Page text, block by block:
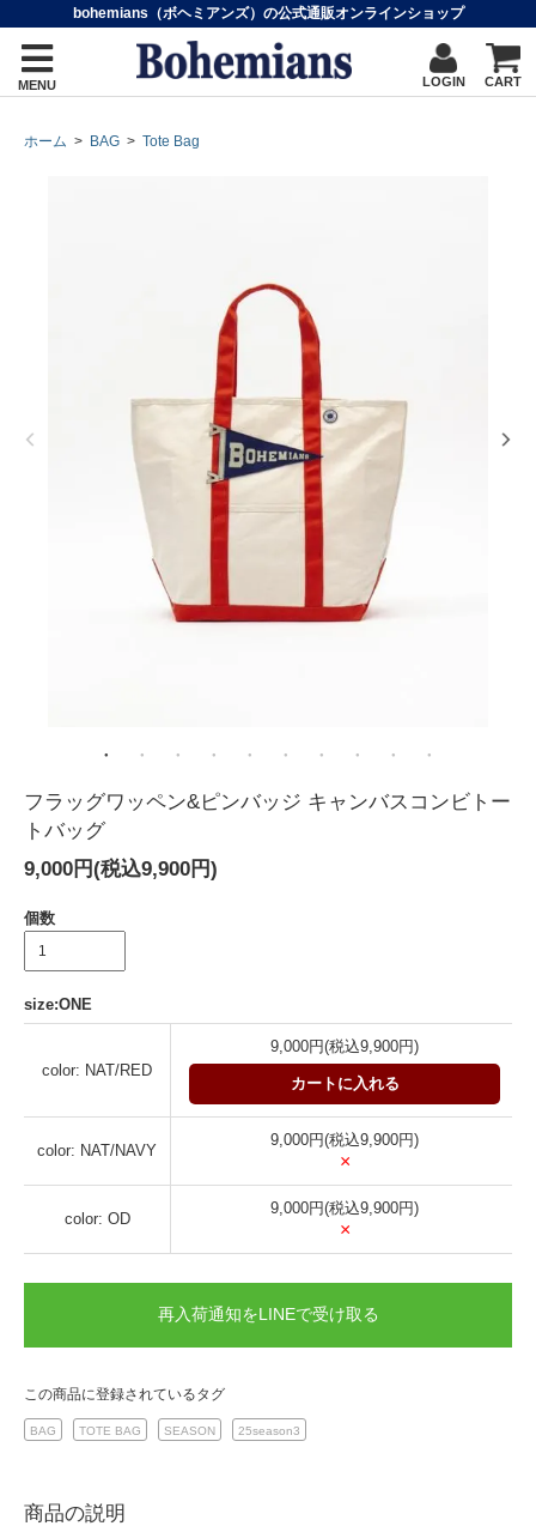
bohemians（ボヘミアンズ）の公式通販オンラインショップ
MENU LOGIN CART
ホーム > BAG > Tote Bag
フラッグワッペン&ピンバッジ キャンバスコンビトー
トバッグ
9,000円(税込9,900円)
個数
size:ONE
color: NAT/RED
9,000円(税込9,900円)
カートに入れる
color: NAT/NAVY
9,000円(税込9,900円)
×
color: OD
9,000円(税込9,900円)
×
再入荷通知をLINEで受け取る
この商品に登録されているタグ
BAG TOTE BAG SEASON 25season3
商品の説明